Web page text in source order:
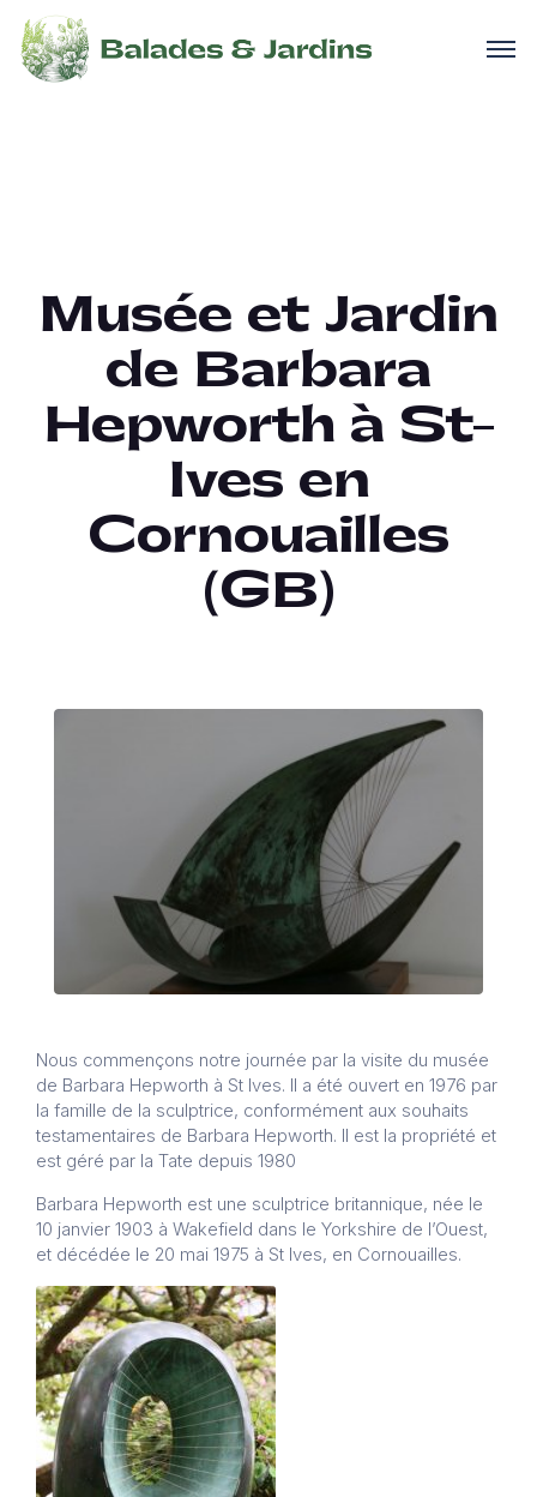
Musée et Jardin
de Barbara
Hepworth à St-
Ives en
Cornouailles
(GB)
Nous commençons notre journée par la visite du musée
de Barbara Hepworth à St Ives. Il a été ouvert en 1976 par
la famille de la sculptrice, conformément aux souhaits
testamentaires de Barbara Hepworth. Il est la propriété et
est géré par la Tate depuis 1980
Barbara Hepworth est une sculptrice britannique, née le
10 janvier 1903 à Wakefield dans le Yorkshire de l’Ouest,
et décédée le 20 mai 1975 à St Ives, en Cornouailles.